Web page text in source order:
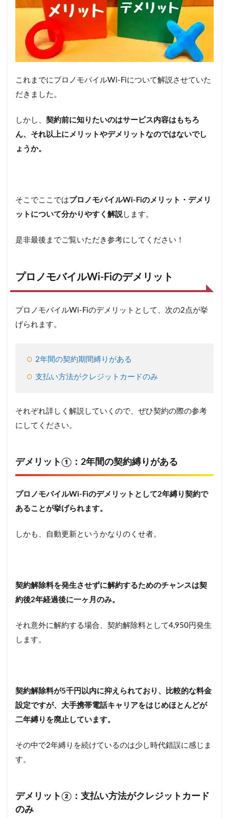
これまでにプロノモバイルWi-Fiについて解説させていた
だきました。
しかし、 契約前に知りたいのはサービス内容はもちろ
ん、それ以上にメリットやデメリットなのではないでし
ょうか。
そこでここではプロノモバイルWi-Fiのメリット・デメリ
ットについて分かりやすく解説します。
是非最後までご覧いただき参考にしてください！
プロノモバイルWi-Fiのデメリット
プロノモバイルWi-Fiのデメリットとして、次の2点が挙
げられます。
2年間の契約期間縛りがある
支払い方法がクレジットカードのみ
それぞれ詳しく解説していくので、ぜひ契約の際の参考
にしてください。
デメリット①：2年間の契約縛りがある
プロノモバイルWi-Fiのデメリットとして2年縛り契約で
あることが挙げられます。
しかも、自動更新というかなりのくせ者。
契約解除料を発生させずに解約するためのチャンスは契
約後2年経過後に一ヶ月のみ。
それ意外に解約する場合、契約解除料として4,950円発生
します。
契約解除料が5千円以内に抑えられており、比較的な料金
設定ですが、大手携帯電話キャリアをはじめほとんどが
二年縛りを廃止しています。
その中で2年縛りを続けているのは少し時代錯誤に感じま
す。
デメリット②：支払い方法がクレジットカード
のみ